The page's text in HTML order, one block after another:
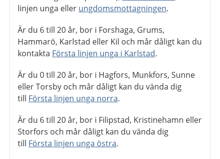
linjen unga eller ungdomsmottagningen.
Är du 6 till 20 år, bor i Forshaga, Grums,
Hammarö, Karlstad eller Kil och mår dåligt kan du
kontakta Första linjen unga i Karlstad.
Är du 0 till 20 år, bor i Hagfors, Munkfors, Sunne
eller Torsby och mår dåligt kan du vända dig
till Första linjen unga norra.
Är du 6 till 20 år, bor i Filipstad, Kristinehamn eller
Storfors och mår dåligt kan du vända dig
till Första linjen unga östra.